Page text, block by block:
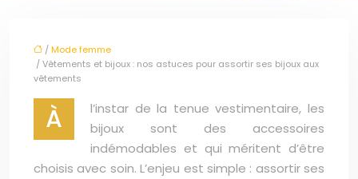
/Mode femme
/ Vêtements et bijoux : nos astuces pour assortir ses bijoux aux
vêtements
À
l’instar de la tenue vestimentaire, les
bijoux sont des accessoires
indémodables et qui méritent d’être
choisis avec soin. L’enjeu est simple : assortir ses